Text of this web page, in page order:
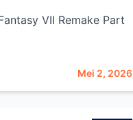
VII Remake Part
Mei 2, 2026